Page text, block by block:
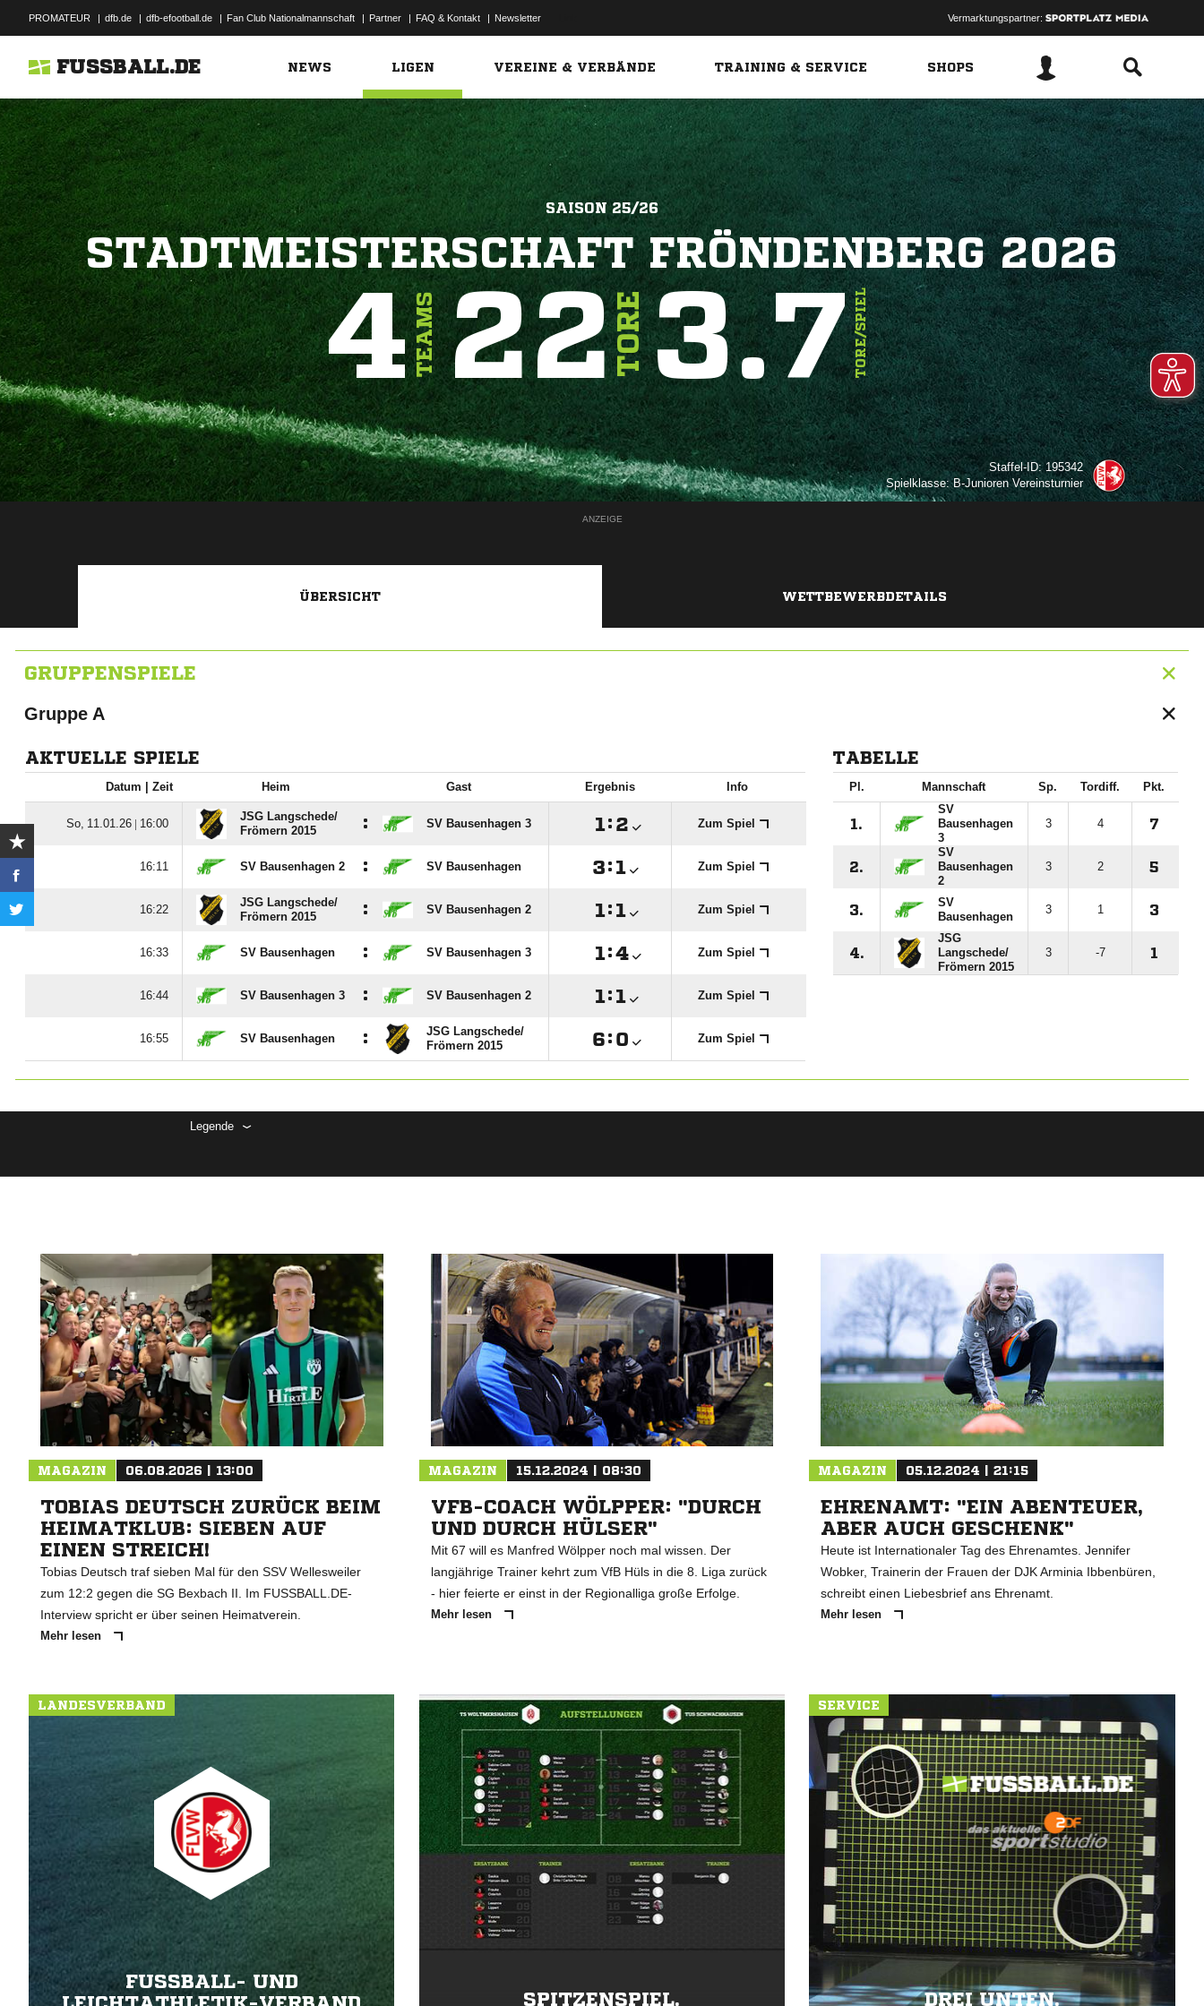
PROMATEUR | dfb.de | dfb-efootball.de | Fan Club Nationalmannschaft | Partner | FAQ & Kontakt | Newsletter Vermarktungspartner:
FUSSBALL.DE NEWS LIGEN VEREINE & VERBÄNDE TRAINING & SERVICE SHOPS
SAISON 25/26
STADTMEISTERSCHAFT FRÖNDENBERG 2026
4TEAMS22TORE3.7TORE/SPIEL
Staffel-ID: 195342
Spielklasse: B-Junioren Vereinsturnier
ANZEIGE
ÜBERSICHT WETTBEWERBDETAILS
GRUPPENSPIELE
Gruppe A
AKTUELLE SPIELE
Datum |Zeit Heim Gast Ergebnis Info
  | 
JSG Langschede/​
Frömern 2015
: SV Bausenhagen 3 :  Zum Spiel
 SV Bausenhagen 2 : SV Bausenhagen :  Zum Spiel

JSG Langschede/​
Frömern 2015
: SV Bausenhagen 2 :  Zum Spiel
 SV Bausenhagen : SV Bausenhagen 3 : Zum Spiel
 SV Bausenhagen 3 : SV Bausenhagen 2 :  Zum Spiel
 SV Bausenhagen :
JSG Langschede/​
Frömern 2015
:  Zum Spiel
TABELLE
Pl. Mannschaft Sp. Tordiff. Pkt.
1.
SV
Bausenhagen
3
3 4 7
2.
SV
Bausenhagen
2
3 2 5
3.
SV
Bausenhagen
3 1 3
4.
JSG
Langschede/​
Frömern 2015
3 -7 1
Legende
MAGAZIN 06.08.2026 | 13:00
TOBIAS DEUTSCH ZURÜCK BEIM
HEIMATKLUB: SIEBEN AUF
EINEN STREICH!
Tobias Deutsch traf sieben Mal für den SSV Wellesweiler
zum 12:2 gegen die SG Bexbach II. Im FUSSBALL.DE-
Interview spricht er über seinen Heimatverein.
Mehr lesen
MAGAZIN 15.12.2024 | 08:30
VFB-COACH WÖLPPER: "DURCH
UND DURCH HÜLSER"
Mit 67 will es Manfred Wölpper noch mal wissen. Der
langjährige Trainer kehrt zum VfB Hüls in die 8. Liga zurück
- hier feierte er einst in der Regionalliga große Erfolge.
Mehr lesen
MAGAZIN 05.12.2024 | 21:15
EHRENAMT: "EIN ABENTEUER,
ABER AUCH GESCHENK"
Heute ist Internationaler Tag des Ehrenamtes. Jennifer
Wobker, Trainerin der Frauen der DJK Arminia Ibbenbüren,
schreibt einen Liebesbrief ans Ehrenamt.
Mehr lesen
LANDESVERBAND
FUSSBALL- UND L
SPITZENSPIEL.
SERVICE
DREI UNTEN.